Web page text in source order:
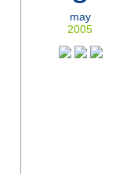
may
2005